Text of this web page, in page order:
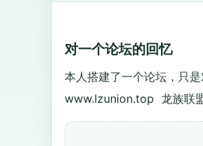
对一个论坛的回忆
本人搭建了一个论坛，只
www.lzunion.top 龙族联